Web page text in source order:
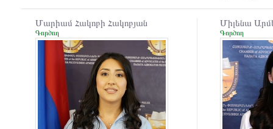
Մարիամ Հակոբի Հակոբյան
Գործող
Միլենա
Գործող